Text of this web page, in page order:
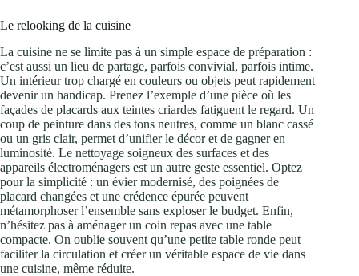
Le relooking de la cuisine
La cuisine ne se limite pas à un simple espace de préparation :
c’est aussi un lieu de partage, parfois convivial, parfois intime.
Un intérieur trop chargé en couleurs ou objets peut rapidement
devenir un handicap. Prenez l’exemple d’une pièce où les
façades de placards aux teintes criardes fatiguent le regard. Un
coup de peinture dans des tons neutres, comme un blanc cassé
ou un gris clair, permet d’unifier le décor et de gagner en
luminosité. Le nettoyage soigneux des surfaces et des
appareils électroménagers est un autre geste essentiel. Optez
pour la simplicité : un évier modernisé, des poignées de
placard changées et une crédence épurée peuvent
métamorphoser l’ensemble sans exploser le budget. Enfin,
n’hésitez pas à aménager un coin repas avec une table
compacte. On oublie souvent qu’une petite table ronde peut
faciliter la circulation et créer un véritable espace de vie dans
une cuisine, même réduite.